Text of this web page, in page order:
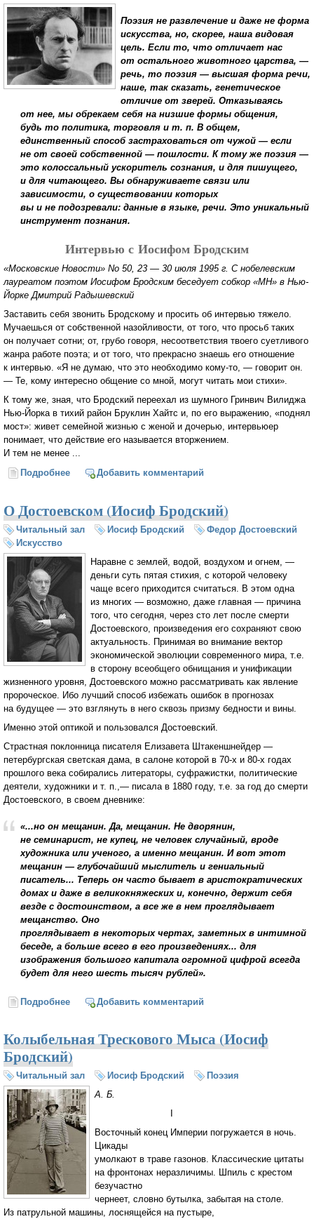
Поэзия не развлечение и даже не форма
искусства, но, скорее, наша видовая
цель. Если то, что отличает нас
от остального животного царства, —
речь, то поэзия — высшая форма речи,
наше, так сказать, генетическое
отличие от зверей. Отказываясь
от нее, мы обрекаем себя на низшие формы общения,
будь то политика, торговля и т. п. В общем,
единственный способ застраховаться от чужой — если
не от своей собственной — пошлости. К тому же поэзия —
это колоссальный ускоритель сознания, и для пишущего,
и для читающего. Вы обнаруживаете связи или
зависимости, о существовании которых
вы и не подозревали: данные в языке, речи. Это уникальный
инструмент познания.
Интервью с Иосифом Бродским
«Московские Новости» No 50, 23 — 30 июля 1995 г. С нобелевским
лауреатом поэтом Иосифом Бродским беседует собкор «МН» в Нью-
Йорке Дмитрий Радышевский
Заставить себя звонить Бродскому и просить об интервью тяжело.
Мучаешься от собственной назойливости, от того, что просьб таких
он получает сотни; от, грубо говоря, несоответствия твоего суетливого
жанра работе поэта; и от того, что прекрасно знаешь его отношение
к интервью. «Я не думаю, что это необходимо кому-то, — говорит он.
— Те, кому интересно общение со мной, могут читать мои стихи».
К тому же, зная, что Бродский переехал из шумного Гринвич Вилиджа
Нью-Йорка в тихий район Бруклин Хайтс и, по его выражению, «поднял
мост»: живет семейной жизнью с женой и дочерью, интервьюер
понимает, что действие его называется вторжением.
И тем не менее ...
Подробнее о Иосиф Бродский: Поэзия — наша видовая цель
Добавить комментарий
О Достоевском (Иосиф Бродский)
Читальный зал Иосиф Бродский
Федор Достоевский
Искусство
Наравне с землей, водой, воздухом и огнем, —
деньги суть пятая стихия, с которой человеку
чаще всего приходится считаться. В этом одна
из многих — возможно, даже главная — причина
того, что сегодня, через сто лет после смерти
Достоевского, произведения его сохраняют свою
актуальность. Принимая во внимание вектор
экономической эволюции современного мира, т.е.
в сторону всеобщего обнищания и унификации
жизненного уровня, Достоевского можно рассматривать как явление
пророческое. Ибо лучший способ избежать ошибок в прогнозах
на будущее — это взглянуть в него сквозь призму бедности и вины.
Именно этой оптикой и пользовался Достоевский.
Страстная поклонница писателя Елизавета Штакеншнейдер —
петербургская светская дама, в салоне которой в 70-х и 80-х годах
прошлого века собирались литераторы, суфражистки, политические
деятели, художники и т. п.,— писала в 1880 году, т.е. за год до смерти
Достоевского, в своем дневнике:
«...но он мещанин. Да, мещанин. Не дворянин,
не семинарист, не купец, не человек случайный, вроде
художника или ученого, а именно мещанин. И вот этот
мещанин — глубочайший мыслитель и гениальный
писатель... Теперь он часто бывает в аристократических
домах и даже в великокняжеских и, конечно, держит себя
везде с достоинством, а все же в нем проглядывает
мещанство. Оно
проглядывает в некоторых чертах, заметных в интимной
беседе, а больше всего в его произведениях... для
изображения большого капитала огромной цифрой всегда
будет для него шесть тысяч рублей».
Подробнее о О Достоевском (Иосиф Бродский)
Добавить комментарий
Колыбельная Трескового Мыса (Иосиф
Бродский)
Читальный зал Иосиф Бродский
Поэзия
А. Б.
Восточный конец Империи погружается в ночь.
Цикады
умолкают в траве газонов. Классические цитаты
на фронтонах неразличимы. Шпиль с крестом
безучастно
чернеет, словно бутылка, забытая на столе.
Из патрульной машины, лоснящейся на пустыре,